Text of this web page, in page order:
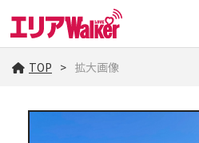
TOP 拡大画像